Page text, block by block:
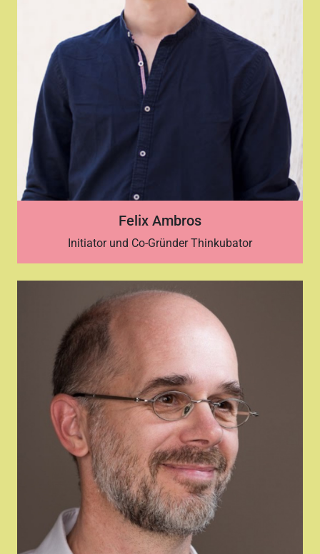
Felix Ambros
Initiator und Co-Gründer Thinkubator